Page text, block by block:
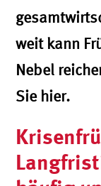
weit kann
Nebel
Sie hier.